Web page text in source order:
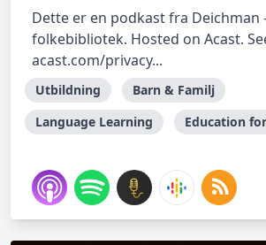
Dette er en podkast fra Deichman
folkebibliotek. Hosted on Acast.
acast.com/privacy...
Utbildning
Barn & Familj
Language Learning
Education